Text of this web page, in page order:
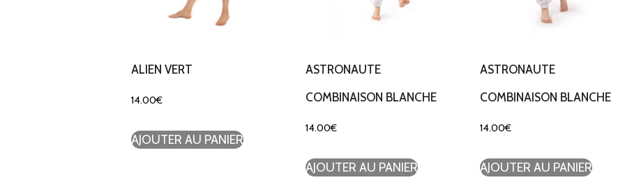
ALIEN VERT
14.00€
AJOUTER AU PANIER
ASTRONAUTE
COMBINAISON BLANCHE
14.00€
AJOUTER AU PANIER
ASTRONAUTE
COMBINAISON BLANCHE
14.00€
AJOUTER AU PANIER